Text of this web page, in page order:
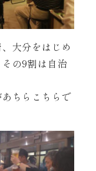
大分をはじめ
の9割は自治
ちらこちらで